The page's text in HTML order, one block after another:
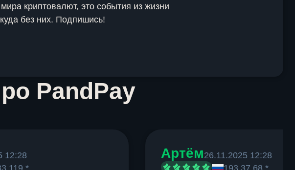
криптовалют, это события из жизни
без них. Подпишись!
PandPay
12:28
Артём26.11.2025 12:28
193.37.68.*